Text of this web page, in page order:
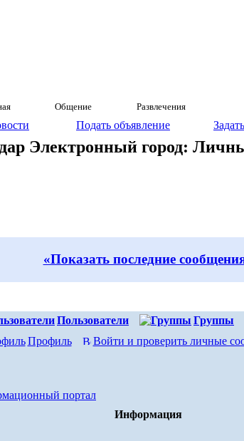
Общение Развлечения
Подать объявление
Электронный город:
«Показать последние
Пользователи Группы
Профиль
Войти и проверить личные
портал
Информация